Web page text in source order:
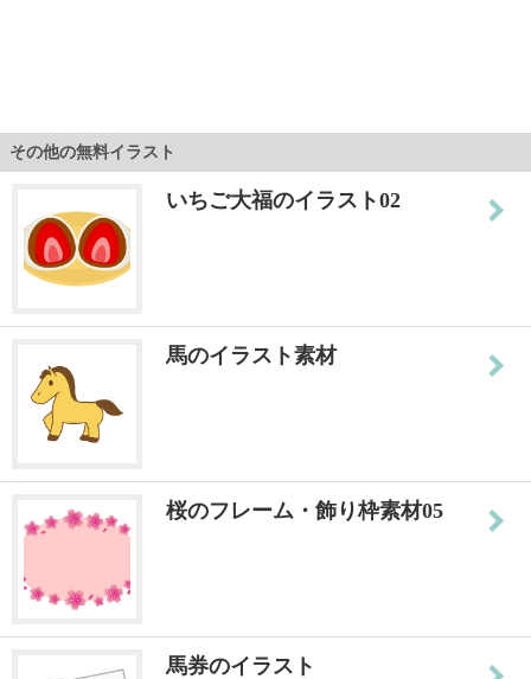
その他の無料イラスト
いちご大福のイラスト02
馬のイラスト素材
桜のフレーム・飾り枠素材05
馬券のイラスト